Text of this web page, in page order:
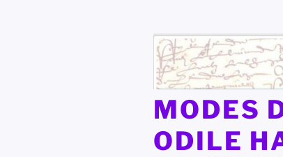
MODES
ODILE